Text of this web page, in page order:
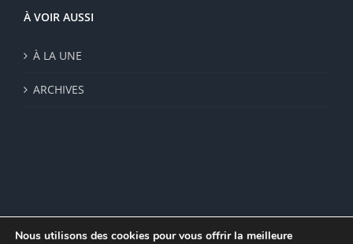
À VOIR AUSSI
À LA UNE
ARCHIVES
Nous utilisons des cookies pour vous offrir la meilleure